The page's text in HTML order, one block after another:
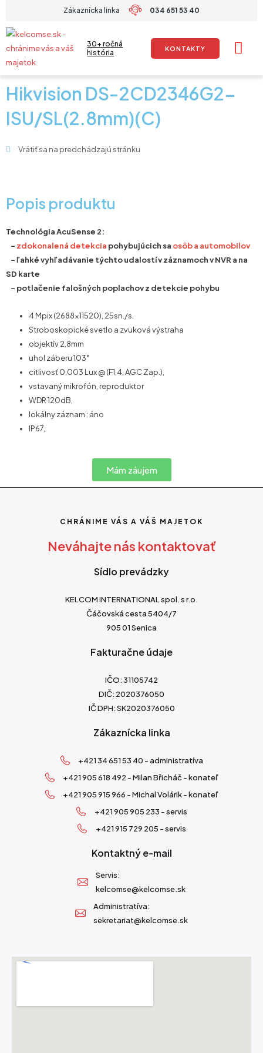
obsah
Zákaznícka linka 034 651 53 40
30+ ročná
história
KONTAKTY
Hikvision DS-2CD2346G2-
ISU/SL(2.8mm)(C)
Vrátiť sa na predchádzajú stránku
Popis produktu
Technológia AcuSense 2:
– zdokonalená detekcia pohybujúcich sa osôb a automobilov
– ľahké vyhľadávanie týchto udalostí v záznamoch v NVR a na
SD karte
– potlačenie falošných poplachov z detekcie pohybu
4 Mpix (2688×11520), 25sn./s.
Stroboskopické svetlo a zvuková výstraha
objektív 2,8mm
uhol záberu 103°
citlivosť 0,003 Lux @ (F1,4, AGC Zap.),
vstavaný mikrofón, reproduktor
WDR 120dB,
lokálny záznam : áno
IP67,
Mám záujem
CHRÁNIME VÁS A VÁŠ MAJETOK
Neváhajte nás kontaktovať
Sídlo prevádzky
KELCOM INTERNATIONAL spol. s r.o.
Čáčovská cesta 5404/7
905 01 Senica
Fakturačne údaje
IČO: 31105742
DIČ: 2020376050
IČ DPH: SK2020376050
Zákaznícka linka
+421 34 651 53 40 - administratíva
+421 905 618 492 - Milan Břicháč - konateľ
+421 905 915 966 - Michal Volárik - konateľ
+421 905 905 233 - servis
+421 915 729 205 - servis
Kontaktný e-mail
Servis:
kelcomse@kelcomse.sk
Administratíva:
sekretariat@kelcomse.sk